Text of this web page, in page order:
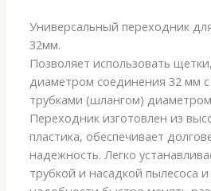
Универсальный переходник
32мм.
Позволяет использовать
диаметром соединения 32 мм
трубками (шлангом)
Переходник изготовлен из
пластика, обеспечивает
надежность. Легко
трубкой и насадкой пылесоса